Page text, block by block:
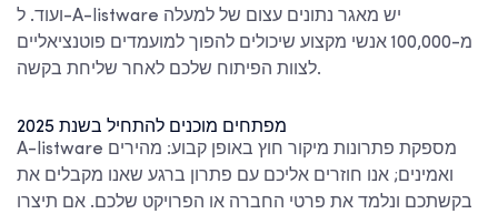
ועוד. ל-A-listware יש מאגר נתונים עצום של למעלה
מ-100,000 אנשי מקצוע שיכולים להפוך למועמדים פוטנציאליים
לצוות הפיתוח שלכם לאחר שליחת בקשה.
A-listware מספקת פתרונות מיקור חוץ באופן קבוע: מהירים
ואמינים; אנו חוזרים אליכם עם פתרון ברגע שאנו מקבלים את
בקשתכם ונלמד את פרטי החברה או הפרויקט שלכם. אם תיצרו